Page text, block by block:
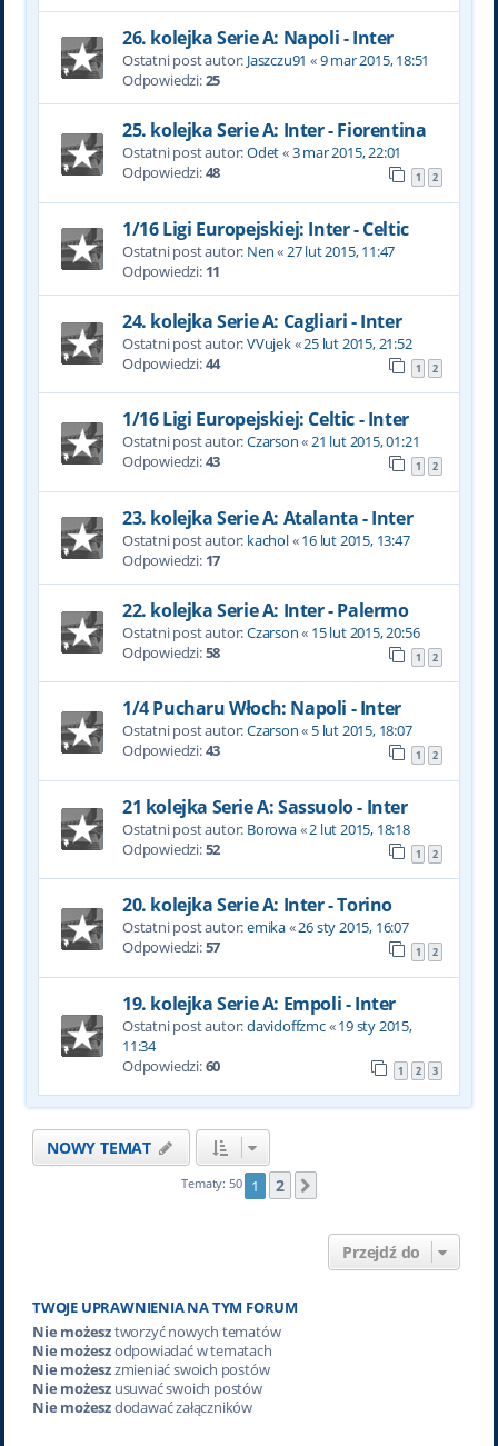
26. kolejka Serie A: Napoli - Inter
Ostatni post autor: Jaszczu91 «9 mar 2015, 18:51
Odpowiedzi:25
25. kolejka Serie A: Inter - Fiorentina
Ostatni post autor:Odet«3 mar 2015, 22:01
Odpowiedzi:48 1 2
1/16 Ligi Europejskiej: Inter - Celtic
Ostatni post autor: Nen«27 lut 2015, 11:47
Odpowiedzi: 11
24. kolejka Serie A: Cagliari - Inter
Ostatni post autor:VVujek«25 lut 2015, 21:52
Odpowiedzi:44 1 2
1/16 Ligi Europejskiej: Celtic - Inter
Ostatni post autor:Czarson«21 lut 2015, 01:21
Odpowiedzi:43 1 2
23. kolejka Serie A: Atalanta - Inter
Ostatni post autor: kachol«16 lut 2015, 13:47
Odpowiedzi: 17
22. kolejka Serie A: Inter - Palermo
Ostatni post autor:Czarson« 15 lut 2015, 20:56
Odpowiedzi:58 1 2
1/4 Pucharu Włoch: Napoli - Inter
Ostatni post autor:Czarson« 5 lut 2015, 18:07
Odpowiedzi:43 1 2
21 kolejka Serie A: Sassuolo - Inter
Ostatni post autor: Borowa«2 lut 2015, 18:18
Odpowiedzi:52 1 2
20. kolejka Serie A: Inter - Torino
Ostatni post autor:emika«26 sty 2015, 16:07
Odpowiedzi:57 1 2
19. kolejka Serie A: Empoli - Inter
Ostatni post autor:davidoffzmc«19 sty 2015,
11:34
Odpowiedzi:60 1 2 3
NOWY TEMAT
Tematy: 50 1 2
Przejdź do
TWOJE UPRAWNIENIA NA TYM FORUM
Nie możesztworzyć nowych tematów
Nie możeszodpowiadać w tematach
Nie możeszzmieniać swoich postów
Nie możeszusuwać swoich postów
Nie możeszdodawać załączników